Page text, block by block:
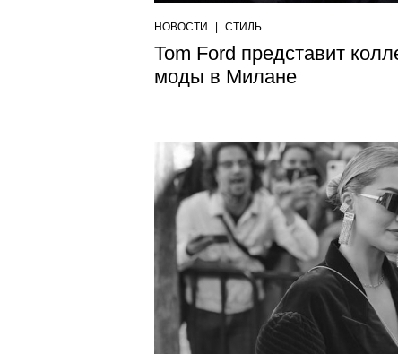
НОВОСТИ СТИЛЬ
Tom Ford представит
моды в Милане